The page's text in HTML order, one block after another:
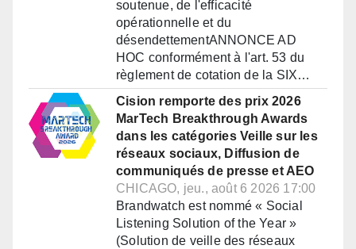
soutenue, de l'efficacité
opérationnelle et du
désendettementANNONCE AD
HOC conformément à l'art. 53 du
règlement de cotation de la SIX…
Cision remporte des prix 2026
MarTech Breakthrough Awards
dans les catégories Veille sur les
réseaux sociaux, Diffusion de
communiqués de presse et AEO
CHICAGO, jeu., août 6 2026 17:00
Brandwatch est nommé « Social
Listening Solution of the Year »
(Solution de veille des réseaux